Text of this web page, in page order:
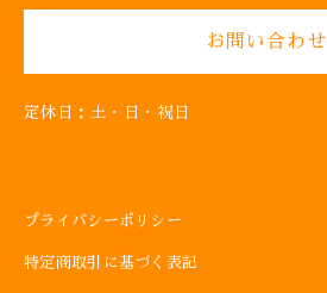
お問い合わせ
定休日：土・日・祝日
プライバシーポリシー
特定商取引に基づく表記